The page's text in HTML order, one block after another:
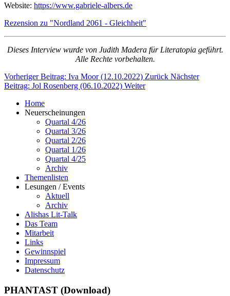
Website: https://www.gabriele-albers.de
Rezension zu "Nordland 2061 - Gleichheit"
Dieses Interview wurde von Judith Madera für Literatopia geführt.
Alle Rechte vorbehalten.
Vorheriger Beitrag: Iva Moor (12.10.2022) Zurück Nächster
Beitrag: Jol Rosenberg (06.10.2022) Weiter
Home
Neuerscheinungen
Quartal 4/26
Quartal 3/26
Quartal 2/26
Quartal 1/26
Quartal 4/25
Archiv
Themenlisten
Lesungen / Events
Aktuell
Archiv
Alishas Lit-Talk
Das Team
Mitarbeit
Links
Gewinnspiel
Impressum
Datenschutz
PHANTAST (Download)